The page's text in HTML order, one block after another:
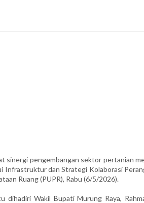
sinergi pengembangan sektor pertanian
Infrastruktur dan Strategi Kolaborasi
Ruang (PUPR), Rabu (6/5/2026).
dihadiri Wakil Bupati Murung Raya,